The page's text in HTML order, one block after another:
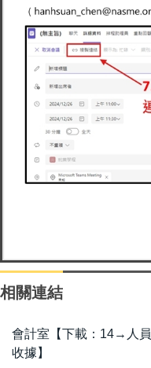
相關連結
會計室【下載：14→人員
收據】